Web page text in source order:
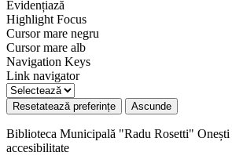
Evidențiază
Highlight Focus
Cursor mare negru
Cursor mare alb
Navigation Keys
Link navigator
Resetatează preferințe Ascunde
Biblioteca Municipală "Radu Rosetti" Onești
accesibilitate